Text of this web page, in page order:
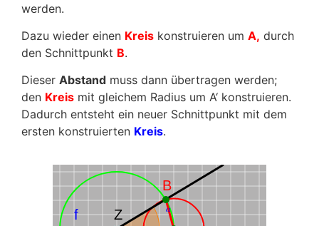
werden.
Dazu wieder einen Kreis konstruieren um A, durch
den Schnittpunkt B.
Dieser Abstand muss dann übertragen werden;
den Kreis mit gleichem Radius um A‘ konstruieren.
Dadurch entsteht ein neuer Schnittpunkt mit dem
ersten konstruierten Kreis.
Z
f 𝛼
B